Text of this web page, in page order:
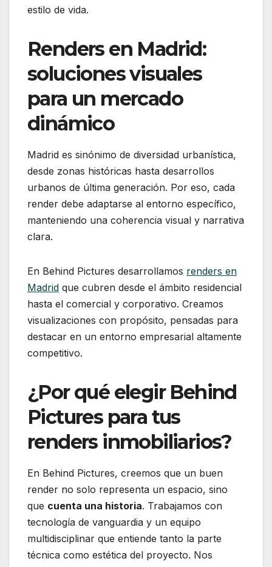
estilo de vida.
Renders en Madrid:
soluciones visuales
para un mercado
dinámico
Madrid es sinónimo de diversidad urbanística,
desde zonas históricas hasta desarrollos
urbanos de última generación. Por eso, cada
render debe adaptarse al entorno específico,
manteniendo una coherencia visual y narrativa
clara.
En Behind Pictures desarrollamos renders en
Madrid que cubren desde el ámbito residencial
hasta el comercial y corporativo. Creamos
visualizaciones con propósito, pensadas para
destacar en un entorno empresarial altamente
competitivo.
¿Por qué elegir Behind
Pictures para tus
renders inmobiliarios?
En Behind Pictures, creemos que un buen
render no solo representa un espacio, sino
que cuenta una historia. Trabajamos con
tecnología de vanguardia y un equipo
multidisciplinar que entiende tanto la parte
técnica como estética del proyecto. Nos